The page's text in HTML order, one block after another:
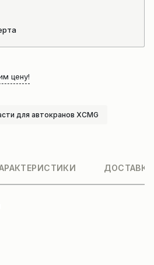
цену!
для автокранов XCMG